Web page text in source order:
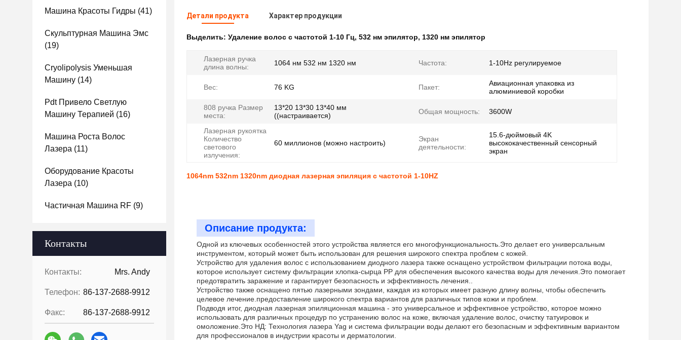
Машина Красоты Гидры (41)
Скульптурная Машина Эмс
(19)
Cryolipolysis Уменьшая
Машину (14)
Pdt Привело Светлую
Машину Терапией (16)
Машина Роста Волос
Лазера (11)
Оборудование Красоты
Лазера (10)
Частичная Машина RF (9)
Контакты
Контакты: Mrs. Andy
Телефон: 86-137-2688-9912
Факс: 86-137-2688-9912
Детали продукта Характер продукции
Выделить: Удаление волос с частотой 1-10 Гц, 532 нм эпилятор, 1320 нм эпилятор
Лазерная ручка
длина волны:
1064 нм 532 нм 1320 нм Частота: 1-10Hz регулируемое
Вес: 76 KG Пакет:
Авиационная упаковка из
алюминиевой коробки
808 ручка Размер
места:
13*20 13*30 13*40 мм
((настраивается)
Общая мощность: 3600W
Лазерная рукоятка
Количество
светового
излучения:
60 миллионов (можно настроить)
Экран
деятельности:
15.6-дюймовый 4K
высококачественный сенсорный
экран
1064nm 532nm 1320nm диодная лазерная эпиляция с частотой 1-10HZ
Описание продукта:
Одной из ключевых особенностей этого устройства является его многофункциональность.Это делает его универсальным
инструментом, который может быть использован для решения широкого спектра проблем с кожей.
Устройство для удаления волос с использованием диодного лазера также оснащено устройством фильтрации потока воды,
которое использует систему фильтрации хлопка-сырца PP для обеспечения высокого качества воды для лечения.Это помогает
предотвратить заражение и гарантирует безопасность и эффективность лечения..
Устройство также оснащено пятью лазерными зондами, каждая из которых имеет разную длину волны, чтобы обеспечить
целевое лечение.предоставление широкого спектра вариантов для различных типов кожи и проблем.
Подводя итог, диодная лазерная эпиляционная машина - это универсальное и эффективное устройство, которое можно
использовать для различных процедур по устранению волос на коже, включая удаление волос, очистку татуировок и
омоложение.Это НД: Технология лазера Yag и система фильтрации воды делают его безопасным и эффективным вариантом
для профессионалов в индустрии красоты и дерматологии.